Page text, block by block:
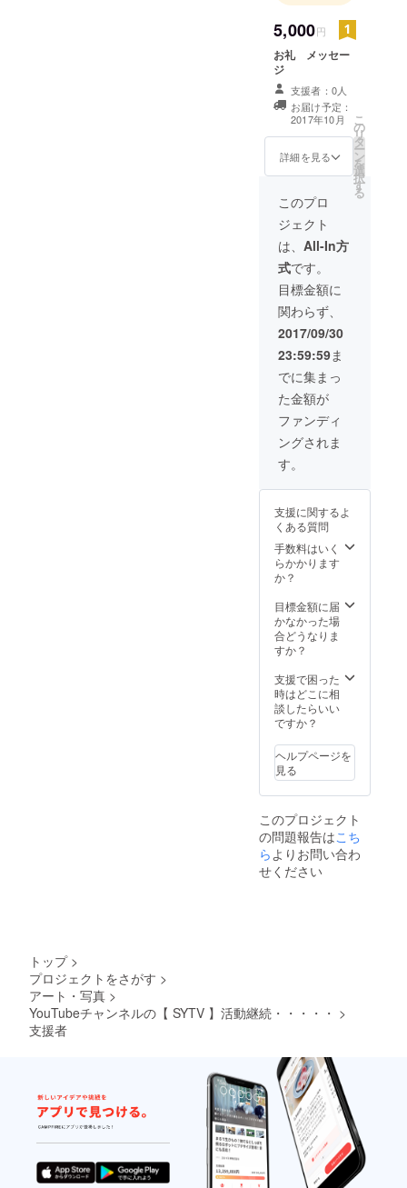
5,000円
お礼 メッセー
ジ
支援者：0人
お届け予定：
2017年10月
詳細を見る
こ
の
リ
タ
ー
ン
を
選
択
す
る
このプロ
ジェクト
は、 All-In方
式です。
目標金額に
関わらず、
2017/09/30
23:59:59ま
でに集まっ
た金額が
ファンディ
ングされま
す。
支援に関するよ
くある質問
手数料はいく
らかかります
か？
目標金額に届
かなかった場
合どうなりま
すか？
支援で困った
時はどこに相
談したらいい
ですか？
ヘルプページを
見る
このプロジェクト
の問題報告はこち
らよりお問い合わ
せください
トップ >
プロジェクトをさがす >
アート・写真 >
YouTubeチャンネルの【 SYTV 】活動継続・・・・・ >
支援者